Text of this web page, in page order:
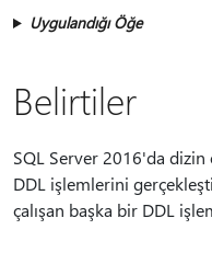
Uygulandığı Öğe
Belirtiler
SQL Server 2016'da
DDL işlemlerini
çalışan başka bir DDL